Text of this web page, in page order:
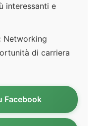
interessanti e
Networking
di carriera
Facebook